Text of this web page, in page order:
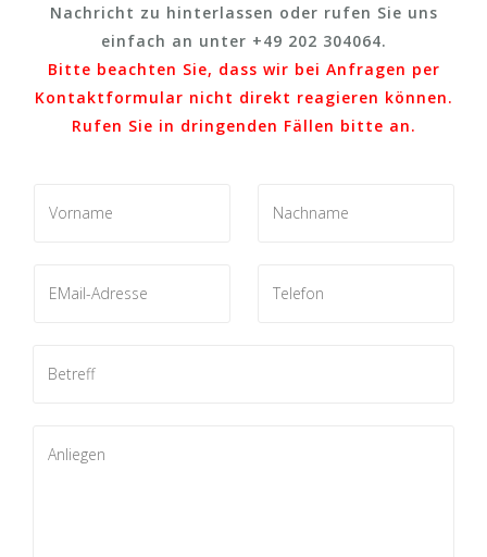
Nachricht zu hinterlassen oder rufen Sie uns
einfach an unter +49 202 304064.
Bitte beachten Sie, dass wir bei Anfragen per
Kontaktformular nicht direkt reagieren können.
Rufen Sie in dringenden Fällen bitte an.